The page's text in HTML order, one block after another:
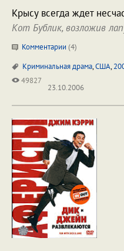
Крысу всегда ждет
Кот Бублик, возложив
Комментарии (4)
Криминальная драма,США,
49827
23.10.2006